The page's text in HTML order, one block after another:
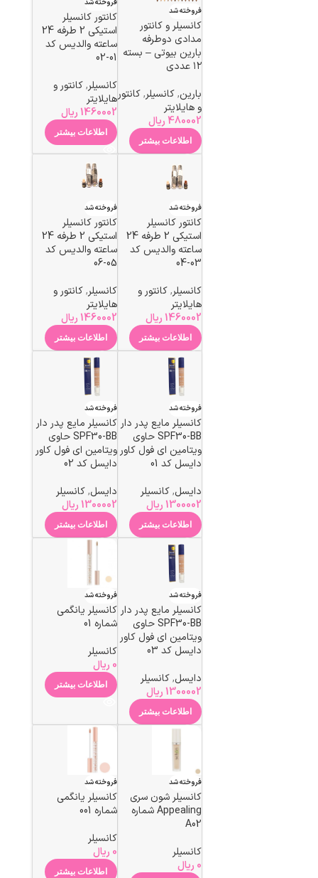
فروخته شد
کانسیلر و کانتور
مدادی دوطرفه
بارین بیوتی – بسته
۱۲ عددی
بارین, کانسیلر, کانتور
و هایلایتر
480002 ریال
اطلاعات بیشتر
فروخته شد
کانتور کانسیلر
استیکی 2 طرفه 24
ساعته والدیس کد
01-02
کانسیلر, کانتور و
هایلایتر
1460002 ریال
اطلاعات بیشتر
فروخته شد
کانتور کانسیلر
استیکی 2 طرفه 24
ساعته والدیس کد
03-04
کانسیلر, کانتور و
هایلایتر
1460002 ریال
اطلاعات بیشتر
فروخته شد
کانتور کانسیلر
استیکی 2 طرفه 24
ساعته والدیس کد
05-06
کانسیلر, کانتور و
هایلایتر
1460002 ریال
اطلاعات بیشتر
فروخته شد
کانسیلر مایع پدر دار
SPF30-BB حاوی
ویتامین ای فول کاور
دایسل کد 01
دایسل, کانسیلر
1300002 ریال
اطلاعات بیشتر
فروخته شد
کانسیلر مایع پدر دار
SPF30-BB حاوی
ویتامین ای فول کاور
دایسل کد 02
دایسل, کانسیلر
1300002 ریال
اطلاعات بیشتر
فروخته شد
کانسیلر مایع پدر دار
SPF30-BB حاوی
ویتامین ای فول کاور
دایسل کد 03
دایسل, کانسیلر
1300002 ریال
اطلاعات بیشتر
فروخته شد
کانسیلر یانگمی
شماره 01
کانسیلر
0 ریال
اطلاعات بیشتر
فروخته شد
کانسیلر شون سری
Appealing شماره
A02
کانسیلر
0 ریال
فروخته شد
کانسیلر یانگمی
شماره 001
کانسیلر
0 ریال
اطلاعات بیشتر